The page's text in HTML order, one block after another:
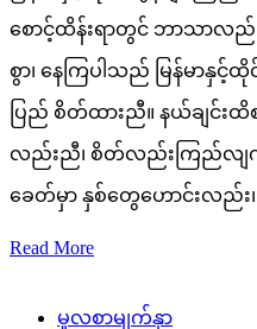
စောင့်ထိန်းရာတွင် ဘာသာလည်
စွာ၊ နေကြပါသည် မြန်မာနှင့်
ပြည် စိတ်ထားညီ။ နယ်ချင်းထိ
လည်းညီ၊ စိတ်လည်းကြည်လျ
ခေတ်မှာ နှစ်တွေဟောင်းလည်း
Read More
မူလစာမျက်နှာ